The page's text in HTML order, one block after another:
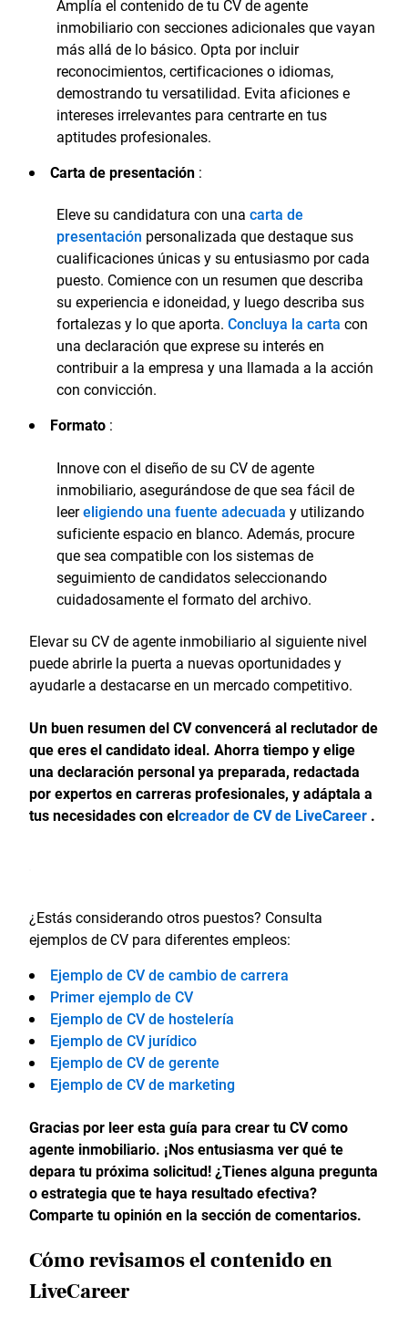
Amplía el contenido de tu CV de agente
inmobiliario con secciones adicionales que vayan
más allá de lo básico. Opta por incluir
reconocimientos, certificaciones o idiomas,
demostrando tu versatilidad. Evita aficiones e
intereses irrelevantes para centrarte en tus
aptitudes profesionales.
Carta de presentación :
Eleve su candidatura con una carta de
presentación personalizada que destaque sus
cualificaciones únicas y su entusiasmo por cada
puesto. Comience con un resumen que describa
su experiencia e idoneidad, y luego describa sus
fortalezas y lo que aporta. Concluya la carta con
una declaración que exprese su interés en
contribuir a la empresa y una llamada a la acción
con convicción.
Formato :
Innove con el diseño de su CV de agente
inmobiliario, asegurándose de que sea fácil de
leereligiendo una fuente adecuada y utilizando
suficiente espacio en blanco. Además, procure
que sea compatible con los sistemas de
seguimiento de candidatos seleccionando
cuidadosamente el formato del archivo.
Elevar su CV de agente inmobiliario al siguiente nivel
puede abrirle la puerta a nuevas oportunidades y
ayudarle a destacarse en un mercado competitivo.
Un buen resumen del CV convencerá al reclutador de
que eres el candidato ideal. Ahorra tiempo y elige
una declaración personal ya preparada, redactada
por expertos en carreras profesionales, y adáptala a
tus necesidades con elcreador de CV de LiveCareer .
¿Estás considerando otros puestos? Consulta
ejemplos de CV para diferentes empleos:
Ejemplo de CV de cambio de carrera
Primer ejemplo de CV
Ejemplo de CV de hostelería
Ejemplo de CV jurídico
Ejemplo de CV de gerente
Ejemplo de CV de marketing
Gracias por leer esta guía para crear tu CV como
agente inmobiliario. ¡Nos entusiasma ver qué te
depara tu próxima solicitud! ¿Tienes alguna pregunta
o estrategia que te haya resultado efectiva?
Comparte tu opinión en la sección de comentarios.
Cómo revisamos el contenido en
LiveCareer